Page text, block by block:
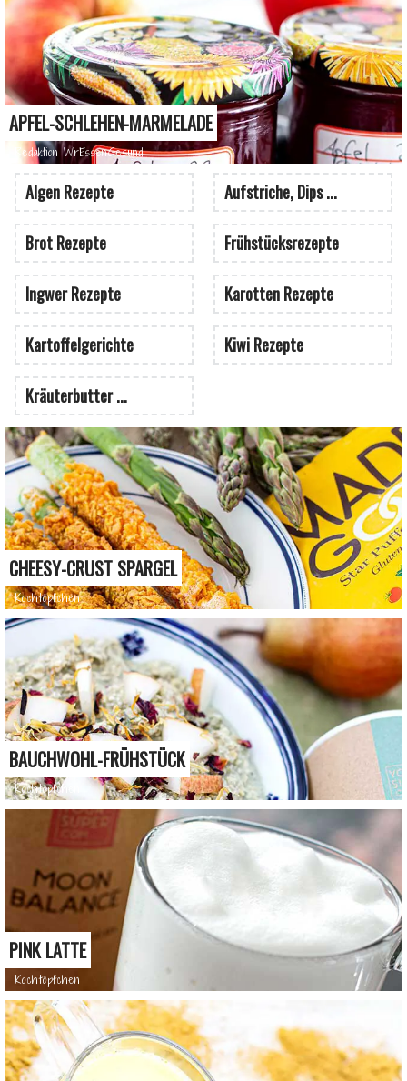
APFEL-SCHLEHEN-MARMELADE
Redaktion WirEssenGesund
Algen Rezepte Aufstriche, Dips ...
Brot Rezepte Frühstücksrezepte
Ingwer Rezepte Karotten Rezepte
Kartoffelgerichte Kiwi Rezepte
Kräuterbutter ...
CHEESY-CRUST SPARGEL
Kochtöpfchen
BAUCHWOHL-FRÜHSTÜCK
Kochtöpfchen
PINK LATTE
Kochtöpfchen